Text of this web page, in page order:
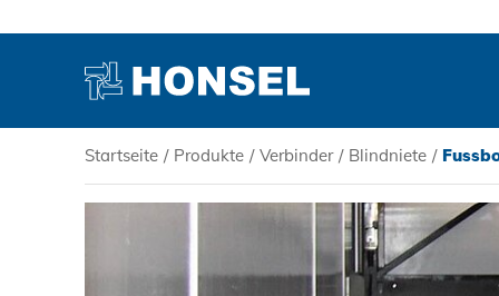
PRODUKTE
Startseite / Produkte / Verbinder / Blindniete /